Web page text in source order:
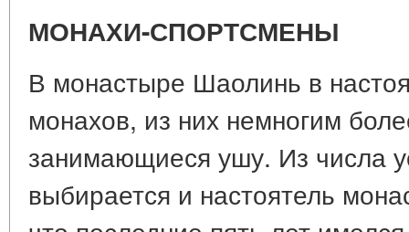
МОНАХИ-СПОРТСМЕНЫ
В монастыре Шаолинь в
монахов, из них немногим
занимающиеся ушу. Из числа
выбирается и настоятель